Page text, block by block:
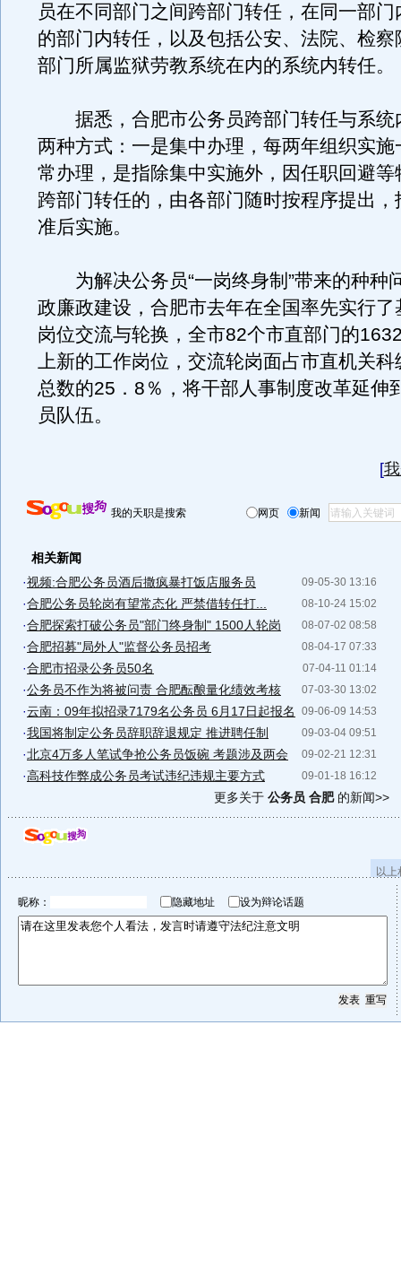
员在不同部门之间跨部门转任，在同一部
的部门内转任，以及包括公安、法院、检察
部门所属监狱劳教系统在内的系统内转任。
据悉，合肥市公务员跨部门转任与系统
两种方式：一是集中办理，每两年组织实施
常办理，是指除集中实施外，因任职回避等
跨部门转任的，由各部门随时按程序提出，
准后实施。
为解决公务员“一岗终身制”带来的种种
政廉政建设，合肥市去年在全国率先实行了
岗位交流与轮换，全市82个市直部门的
上新的工作岗位，交流轮岗面占市直机关科
总数的25．8％，将干部人事制度改革延伸
员队伍。
[
我的天职是搜索 网页 新闻
相关新闻
09-05-30 13:16
·视频:合肥公务员酒后撒疯暴打饭店服务员
08-10-24 15:02
·合肥公务员轮岗有望常态化 严禁借转任打...
08-07-02 08:58
·合肥探索打破公务员"部门终身制" 1500人轮岗
08-04-17 07:33
·合肥招募"局外人"监督公务员招考
07-04-11 01:14
·合肥市招录公务员50名
07-03-30 13:02
·公务员不作为将被问责 合肥酝酿量化绩效考核
09-06-09 14:53
·云南：09年拟招录7179名公务员 6月17日起报名
09-03-04 09:51
·我国将制定公务员辞职辞退规定 推进聘任制
09-02-21 12:31
·北京4万多人笔试争抢公务员饭碗 考题涉及两会
09-01-18 16:12
·高科技作弊成公务员考试违纪违规主要方式
更多关于 公务员 合肥的新闻>>
以
昵称： 隐藏地址 设为辩论话题